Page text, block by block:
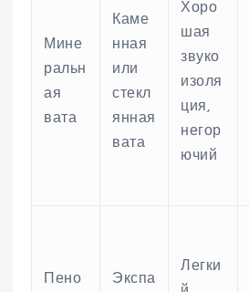
Мине
ральн
ая
вата
Каме
нная
или
стекл
янная
вата
Хоро
шая
звуко
изоля
ция,
негор
ючий
Пено Экспа
Легки